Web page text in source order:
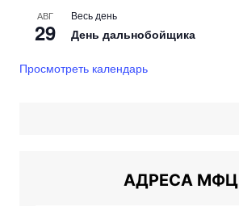
АВГ
29
Весь день
День дальнобойщика
Просмотреть календарь
АДРЕСА МФЦ